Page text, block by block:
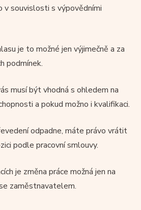
v souvislosti s výpovědními
je to možné jen výjimečně a za
podmínek.
musí být vhodná s ohledem na
a pokud možno i kvalifikaci.
odpadne, máte právo vrátit
podle pracovní smlouvy.
je změna práce možná jen na
zaměstnavatelem.